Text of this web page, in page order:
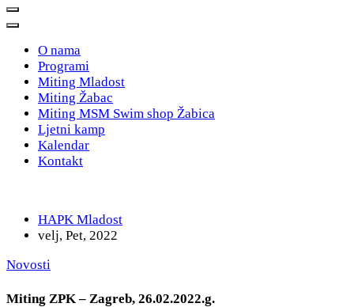
O nama
Programi
Miting Mladost
Miting Žabac
Miting MSM Swim shop Žabica
Ljetni kamp
Kalendar
Kontakt
HAPK Mladost
velj, Pet, 2022
Novosti
Miting ZPK – Zagreb, 26.02.2022.g.